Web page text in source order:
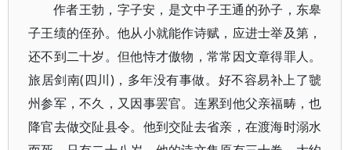
作者王勃，字子安，是文中子王通的孙子，东皋
子王绩的侄孙。他从小就能作诗赋，应进士举及第，
还不到二十岁。但他恃才傲物，常常因文章得罪人。
旅居剑南(四川)，多年没有事做。好不容易补上了虢
州参军，不久，又因事罢官。连累到他父亲福畴，也
降官去做交阯县令。他到交阯去省亲，在渡海时溺水